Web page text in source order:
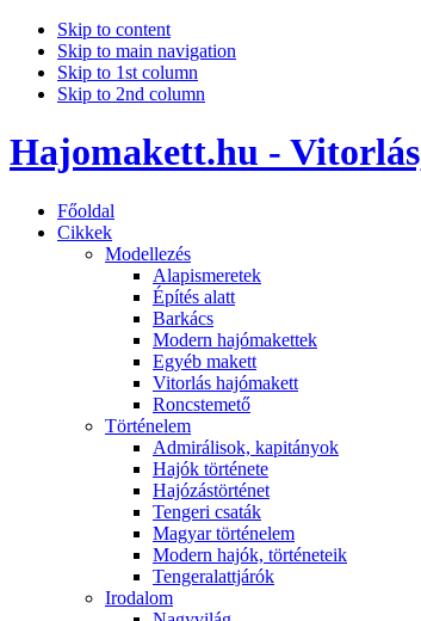
Skip to content
Skip to main navigation
Skip to 1st column
Skip to 2nd column
Hajomakett.hu -
Főoldal
Cikkek
Modellezés
Alapismeretek
Építés alatt
Barkács
Modern hajómakettek
Egyéb makett
Vitorlás hajómakett
Roncstemető
Történelem
Admirálisok, kapitányok
Hajók története
Hajózástörténet
Tengeri csaták
Magyar történelem
Modern hajók, történeteik
Tengeralattjárók
Irodalom